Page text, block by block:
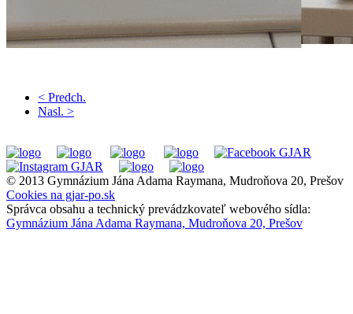
< Predch.
Nasl. >
© 2013 Gymnázium Jána Adama Raymana, Mudroňova 20, Prešov
Cookies na gjar-po.sk
Správca obsahu a technický prevádzkovateľ webového sídla:
Gymnázium Jána Adama Raymana, Mudroňova 20, Prešov